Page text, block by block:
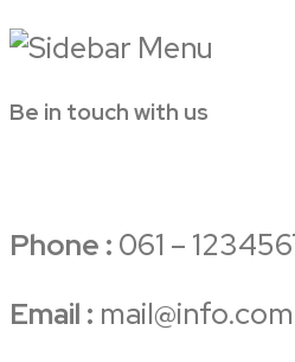
Be in touch with us
Phone : 061 –
Email : mail@info.com